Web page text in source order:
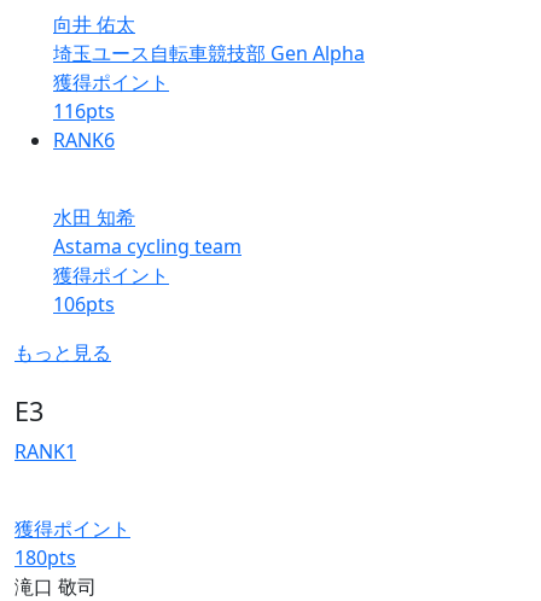
向井 佑太
埼玉ユース自転車競技部 Gen Alpha
獲得ポイント
116pts
RANK6
水田 知希
Astama cycling team
獲得ポイント
106pts
もっと見る
E3
RANK1
獲得ポイント
180pts
滝口 敬司